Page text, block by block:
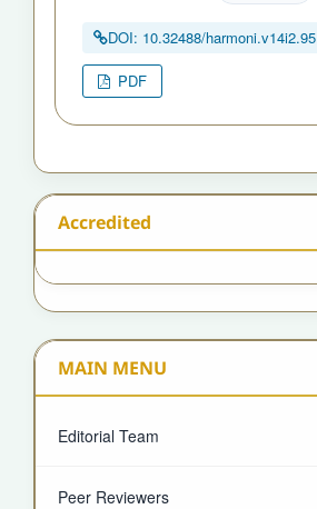
DOI: 10.32488/harmoni.v14i2.95
PDF
Accredited
MAIN MENU
Editorial Team
Peer Reviewers